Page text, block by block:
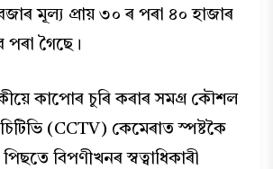
মূল্য প্ৰায় ৩০ ৰ পৰা ৪০ হাজাৰ
পৰা গৈছে।
কাপোৰ চুৰি কৰাৰ সমগ্ৰ কৌশল
(CCTV) কেমেৰাত স্পষ্টকৈ
বিপণীখনৰ স্বত্বাধিকাৰী